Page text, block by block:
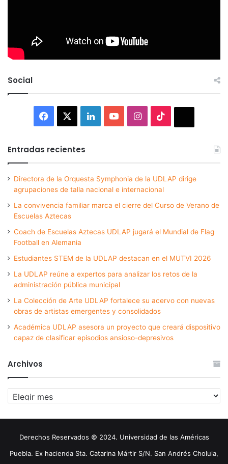
Social
Facebook LinkedInYouTubeInstagram
Entradas recientes
Directora de la Orquesta Symphonia de la UDLAP dirige
agrupaciones de talla nacional e internacional
La convivencia familiar marca el cierre del Curso de Verano de
Escuelas Aztecas
Coach de Escuelas Aztecas UDLAP jugará el Mundial de Flag
Football en Alemania
Estudiantes STEM de la UDLAP destacan en el MUTVI 2026
La UDLAP reúne a expertos para analizar los retos de la
administración pública municipal
La Colección de Arte UDLAP fortalece su acervo con nuevas
obras de artistas emergentes y consolidados
Académica UDLAP asesora un proyecto que creará dispositivo
capaz de clasificar episodios ansioso-depresivos
Archivos
Archivos
Derechos Reservados © 2024. Universidad de las Américas
Puebla. Ex hacienda Sta. Catarina Mártir S/N. San Andrés Cholula,